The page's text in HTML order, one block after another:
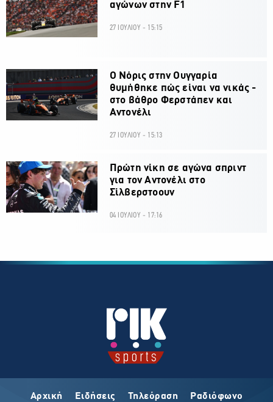
αγώνων στην F1
27 ΙΟΥΛΙΟΥ - 15:15
O Νόρις στην Ουγγαρία
θυμήθηκε πώς είναι να νικάς -
στο βάθρο Φερστάπεν και
Αντονέλι
27 ΙΟΥΛΙΟΥ - 15:13
Πρώτη νίκη σε αγώνα σπριντ
για τον Αντονέλι στο
Σίλβερστοουν
04 ΙΟΥΛΙΟΥ - 17:16
Αρχική Ειδήσεις Τηλεόραση Ραδιόφωνο